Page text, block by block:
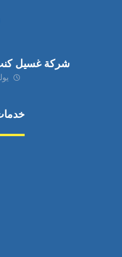
شركة غسيل كنب دبي :
يوليو